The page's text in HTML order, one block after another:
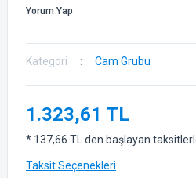
Yorum Yap
Kategori Cam Grubu
1.323,61 TL
* 137,66 TL den başlayan
Taksit Seçenekleri